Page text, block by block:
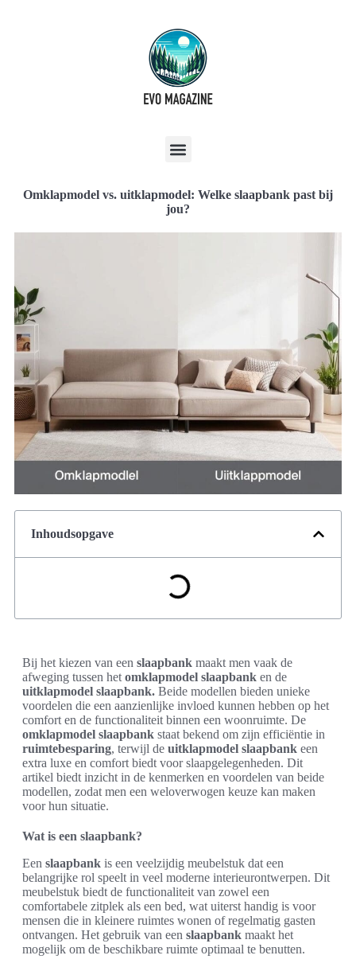
Omklapmodel vs. uitklapmodel: Welke slaapbank past bij
jou?
Inhoudsopgave
Bij het kiezen van een slaapbank maakt men vaak de
afweging tussen het omklapmodel slaapbank en de
uitklapmodel slaapbank. Beide modellen bieden unieke
voordelen die een aanzienlijke invloed kunnen hebben op het
comfort en de functionaliteit binnen een woonruimte. De
omklapmodel slaapbank staat bekend om zijn efficiëntie in
ruimtebesparing, terwijl de uitklapmodel slaapbank een
extra luxe en comfort biedt voor slaapgelegenheden. Dit
artikel biedt inzicht in de kenmerken en voordelen van beide
modellen, zodat men een weloverwogen keuze kan maken
voor hun situatie.
Wat is een slaapbank?
Een slaapbank is een veelzijdig meubelstuk dat een
belangrijke rol speelt in veel moderne interieurontwerpen. Dit
meubelstuk biedt de functionaliteit van zowel een
comfortabele zitplek als een bed, wat uiterst handig is voor
mensen die in kleinere ruimtes wonen of regelmatig gasten
ontvangen. Het gebruik van een slaapbank maakt het
mogelijk om de beschikbare ruimte optimaal te benutten.